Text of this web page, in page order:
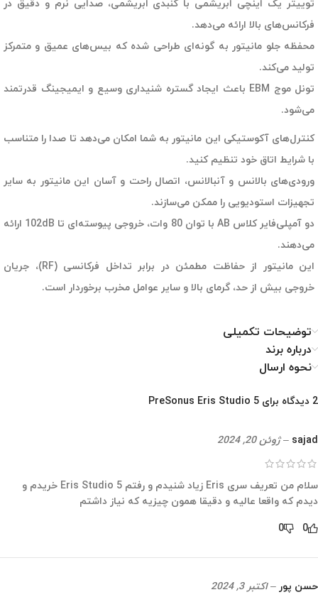
توییتر یک اینچی ابریشمی با گنبدی ابریشمی، صدایی نرم و دقیق در
فرکانس‌های بالا ارائه می‌دهد.
محفظه جلو مانیتور به گونه‌ای طراحی شده که بیس‌های عمیق و متمرکز
تولید می‌کند.
تونل موج EBM باعث ایجاد گستره شنیداری وسیع و ایمیجینگ قدرتمند
می‌شود.
کنترل‌های آکوستیکی این مانیتور به شما امکان می‌دهد تا صدا را متناسب
با شرایط اتاق خود تنظیم کنید.
ورودی‌های بالانس و آنبالانس، اتصال راحت و آسان این مانیتور به سایر
تجهیزات استودیویی را ممکن می‌سازند.
دو آمپلی‌فایر کلاس AB با توان 80 وات، خروجی پیوسته‌ای تا 102dB ارائه
می‌دهند.
این مانیتور از حفاظت مطمئن در برابر تداخل فرکانسی (RF)، جریان
خروجی بیش از حد، گرمای بالا و سایر عوامل مخرب برخوردار است.
توضیحات تکمیلی
درباره برند
نحوه ارسال
2 دیدگاه برای PreSonus Eris Studio 5
sajad
– ژوئن 20, 2024
سلام من تعریف سری Eris زیاد شنیدم و رفتم Eris Studio 5 خریدم و
دیدم که واقعا عالیه و دقیقا همون چیزیه که نیاز داشتم
0
0
حسن پور – اکتبر 3, 2024